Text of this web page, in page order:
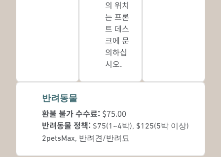
의 위치
는 프론
트 데스
크에 문
의하십
시오.
반려동물
환불 불가 수수료: $75.00
반려동물 정책: $75(1~4박), $125(5박 이상)
2petsMax, 반려견/반려묘